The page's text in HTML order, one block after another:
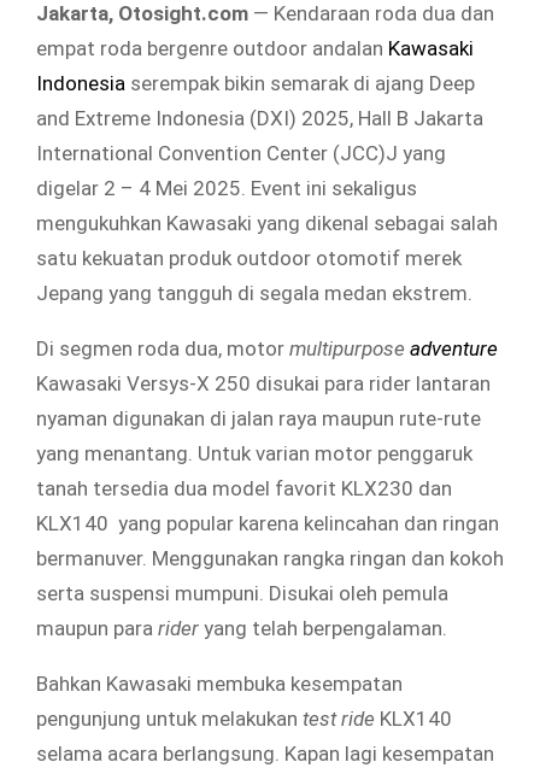
Jakarta, Otosight.com — Kendaraan roda dua dan
empat roda bergenre outdoor andalan Kawasaki
Indonesia serempak bikin semarak di ajang Deep
and Extreme Indonesia (DXI) 2025, Hall B Jakarta
International Convention Center (JCC)J yang
digelar 2 – 4 Mei 2025. Event ini sekaligus
mengukuhkan Kawasaki yang dikenal sebagai salah
satu kekuatan produk outdoor otomotif merek
Jepang yang tangguh di segala medan ekstrem.
Di segmen roda dua, motor multipurpose adventure
Kawasaki Versys-X 250 disukai para rider lantaran
nyaman digunakan di jalan raya maupun rute-rute
yang menantang. Untuk varian motor penggaruk
tanah tersedia dua model favorit KLX230 dan
KLX140 yang popular karena kelincahan dan ringan
bermanuver. Menggunakan rangka ringan dan kokoh
serta suspensi mumpuni. Disukai oleh pemula
maupun para rider yang telah berpengalaman.
Bahkan Kawasaki membuka kesempatan
pengunjung untuk melakukan test ride KLX140
selama acara berlangsung. Kapan lagi kesempatan